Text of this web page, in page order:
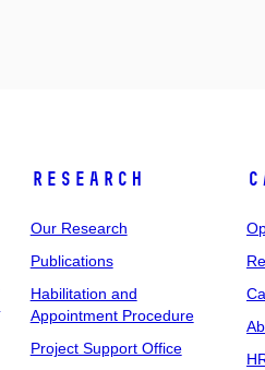
Research
Our Research
Publications
Habilitation and
Appointment Procedure
Project Support Office